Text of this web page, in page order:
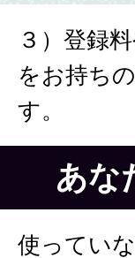
３）登録
をお持ち
す。
あな
使ってい